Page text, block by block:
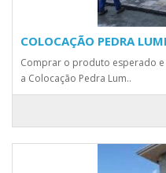
COLOCAÇÃO PEDRA
Comprar o produto esperado
a Colocação Pedra Lum..